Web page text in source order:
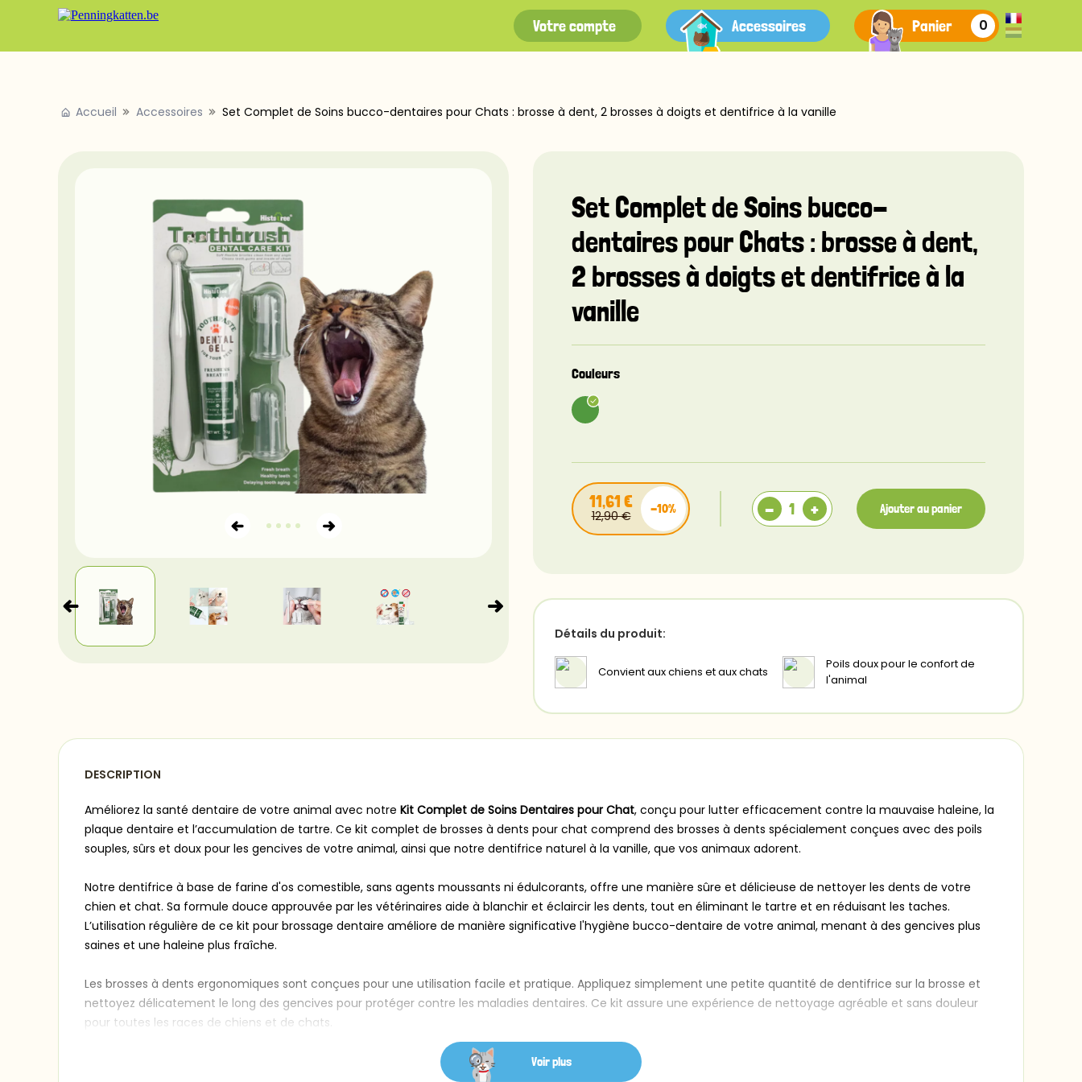
Votre compte Accessoires Panier 0
Accueil Accessoires Set Complet de Soins bucco-dentaires pour Chats : brosse à dent, 2 brosses à doigts et dentifrice à la vanille
Set Complet de Soins bucco-
dentaires pour Chats : brosse à dent,
2 brosses à doigts et dentifrice à la
vanille
Couleurs
11,61 €
12,90 € -10% - + Ajouter au panier
Détails du produit:
Convient aux chiens et aux chats
Poils doux pour le confort de
l'animal
DESCRIPTION
Améliorez la santé dentaire de votre animal avec notre Kit Complet de Soins Dentaires pour Chat, conçu pour lutter efficacement contre la mauvaise haleine, la
plaque dentaire et l’accumulation de tartre. Ce kit complet de brosses à dents pour chat comprend des brosses à dents spécialement conçues avec des poils
souples, sûrs et doux pour les gencives de votre animal, ainsi que notre dentifrice naturel à la vanille, que vos animaux adorent.
Notre dentifrice à base de farine d'os comestible, sans agents moussants ni édulcorants, offre une manière sûre et délicieuse de nettoyer les dents de votre
chien et chat. Sa formule douce approuvée par les vétérinaires aide à blanchir et éclaircir les dents, tout en éliminant le tartre et en réduisant les taches.
L’utilisation régulière de ce kit pour brossage dentaire améliore de manière significative l'hygiène bucco-dentaire de votre animal, menant à des gencives plus
saines et une haleine plus fraîche.
Les brosses à dents ergonomiques sont conçues pour une utilisation facile et pratique. Appliquez simplement une petite quantité de dentifrice sur la brosse et
nettoyez délicatement le long des gencives pour protéger contre les maladies dentaires. Ce kit assure une expérience de nettoyage agréable et sans douleur
pour toutes les races de chiens et de chats.
Voir plus